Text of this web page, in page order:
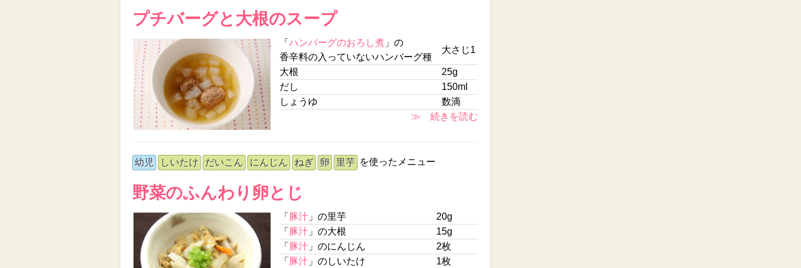
プチバーグと大根のスープ
「 ハンバーグのおろし煮」の
香辛料の入っていないハンバーグ種
大さじ1
大根
25g
だし
150ml
しょうゆ
数滴
≫ 続きを読む
幼児 しいたけ だいこん にんじん ねぎ 卵 里芋 を使ったメニュー
野菜のふんわり卵とじ
「 豚汁」の里芋
20g
「 豚汁」の大根
15g
「 豚汁」のにんじん
2枚
「 豚汁」のしいたけ
1枚